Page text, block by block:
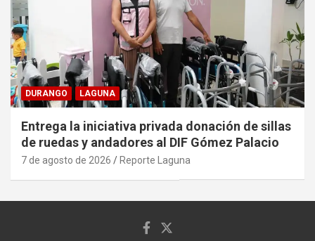
DURANGO LAGUNA
Entrega la iniciativa privada donación de sillas
de ruedas y andadores al DIF Gómez Palacio
7 de agosto de 2026 Reporte Laguna